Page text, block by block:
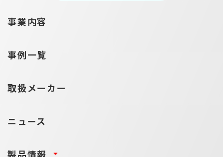
事業内容
事例一覧
取扱メーカー
ニュース
製品情報